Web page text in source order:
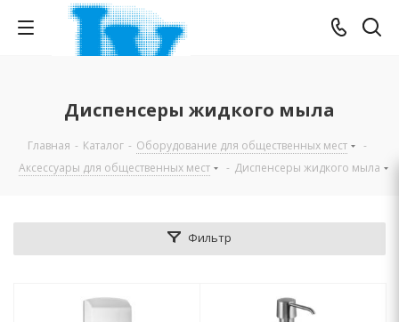
Диспенсеры жидкого мыла
Главная - Каталог - Оборудование для общественных мест
-
Аксессуары для общественных мест
- Диспенсеры жидкого мыла
Фильтр